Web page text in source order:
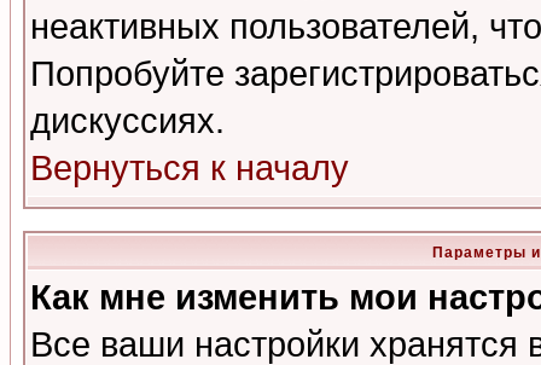
неактивных пользователей,
Попробуйте
дискуссиях.
Вернуться к началу
Параметры
Как мне изменить мои
Все ваши настройки